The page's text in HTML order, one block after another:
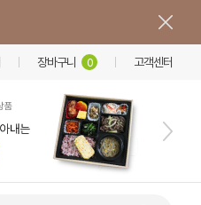
장바구니 0 고객센터